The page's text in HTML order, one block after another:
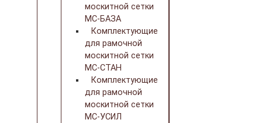
москитной сетки
МС-БАЗА
Комплектующие
для рамочной
москитной сетки
МС-СТАН
Комплектующие
для рамочной
москитной сетки
МС-УСИЛ